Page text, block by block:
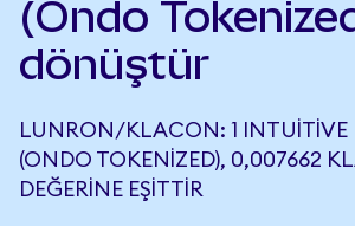
(Ondo
dönüştür
LUNRON/KLACON: 1 INTUITIVE
(ONDO TOKENIZED), 0,007662
DEĞERINE EŞITTIR